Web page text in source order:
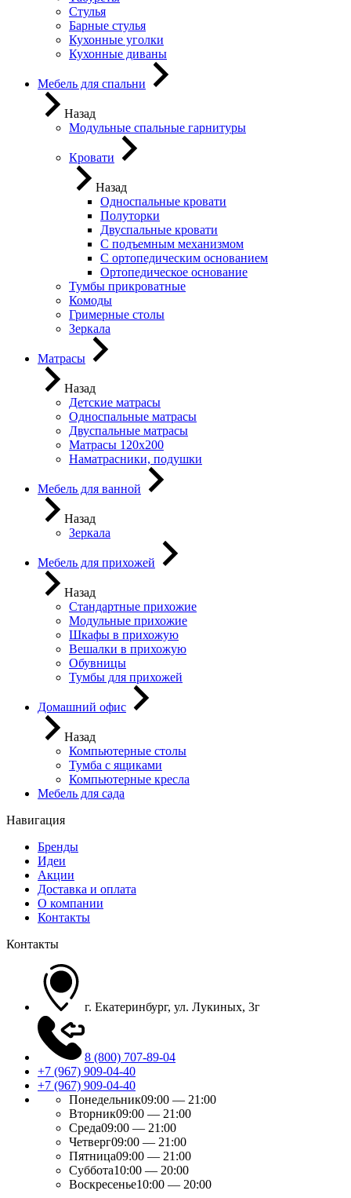
Стулья
Барные стулья
Кухонные уголки
Кухонные диваны
Мебель для спальни
Назад
Модульные спальные гарнитуры
Кровати
Назад
Односпальные кровати
Полуторки
Двуспальные кровати
С подъемным механизмом
С ортопедическим основанием
Ортопедическое основание
Тумбы прикроватные
Комоды
Гримерные столы
Зеркала
Матрасы
Назад
Детские матрасы
Односпальные матрасы
Двуспальные матрасы
Матрасы 120х200
Наматрасники, подушки
Мебель для ванной
Назад
Зеркала
Мебель для прихожей
Назад
Стандартные прихожие
Модульные прихожие
Шкафы в прихожую
Вешалки в прихожую
Обувницы
Тумбы для прихожей
Домашний офис
Назад
Компьютерные столы
Тумба с ящиками
Компьютерные кресла
Мебель для сада
Навигация
Бренды
Идеи
Акции
Доставка и оплата
О компании
Контакты
Контакты
г. Екатеринбург, ул. Лукиных, 3г
8 (800) 707-89-04
+7 (967) 909-04-40
+7 (967) 909-04-40
Понедельник09:00 — 21:00
Вторник09:00 — 21:00
Среда09:00 — 21:00
Четверг09:00 — 21:00
Пятница09:00 — 21:00
Суббота10:00 — 20:00
Воскресенье10:00 — 20:00